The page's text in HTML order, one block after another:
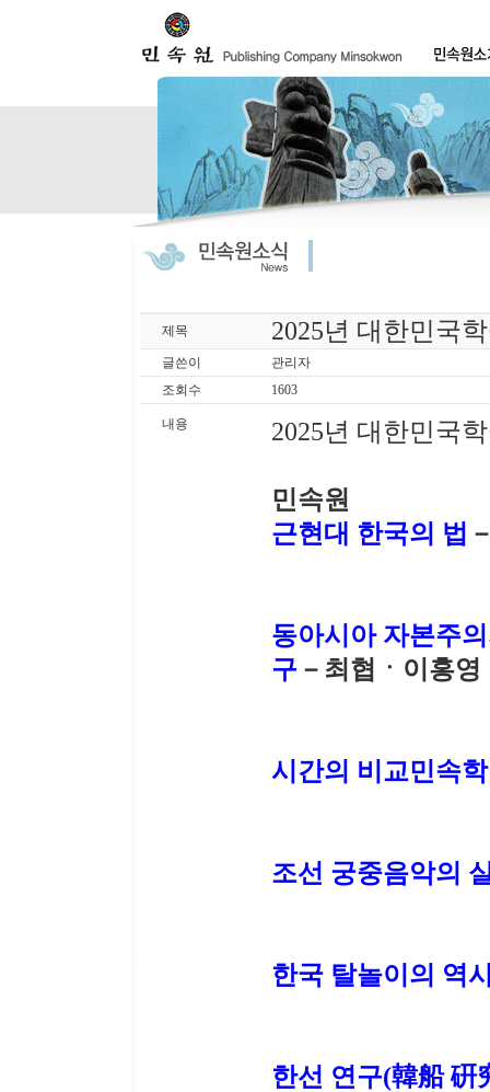
제목 2025년 대한민국
글쓴이
관리자
조회수
1603
내용 2025년 대한민국
민속원
근현대 한국의 법
동아시아 자본주
구 －최협ㆍ이홍영
시간의 비교민속
조선 궁중음악의
한국 탈놀이의 역
한선 연구(韓船 硏